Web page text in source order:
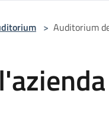
> Auditorium